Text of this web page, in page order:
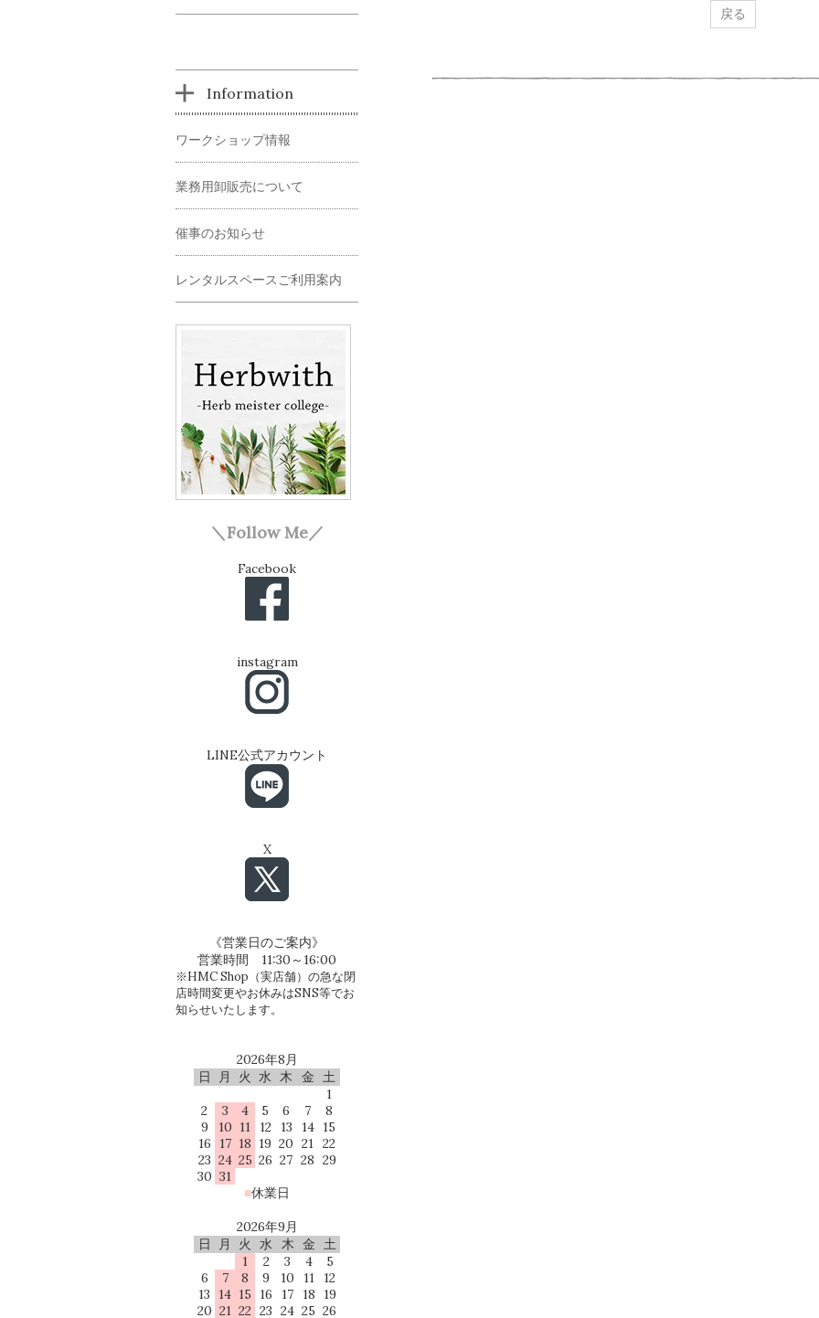
戻る
Information
ワークショップ情報
業務用卸販売について
催事のお知らせ
レンタルスペースご利用案内
＼Follow Me／
Facebook
instagram
LINE公式アカウント
X
《営業日のご案内》
営業時間 11:30～16:00
※HMC Shop（実店舗）の急な閉
店時間変更やお休みはSNS等でお
知らせいたします。
2026年8月
日
月 火 水 木 金
土
1
2
3 4 5 6 7
8
9
10 11 12 13 14 15
16
17 18 19 20 21
22
23 24 25 26 27 28 29
30 31
■休業日
2026年9月
日
月 火 水 木 金
土
1
2 3 4
5
6
7 8 9 10 11
12
13
14 15 16 17 18
19
20 21 22 23 24 25 26